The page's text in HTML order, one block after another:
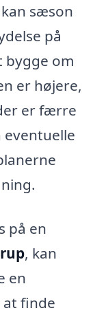
sæson
på
bygge om
er højere,
er færre
eventuelle
på en
, kan
en
finde